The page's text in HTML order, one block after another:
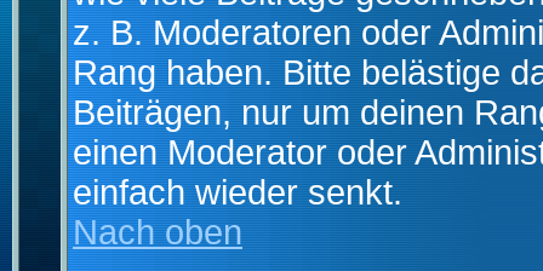
z. B. Moderatoren oder
Rang haben. Bitte belästige
Beiträgen, nur um deinen
einen Moderator oder
einfach wieder senkt.
Nach oben